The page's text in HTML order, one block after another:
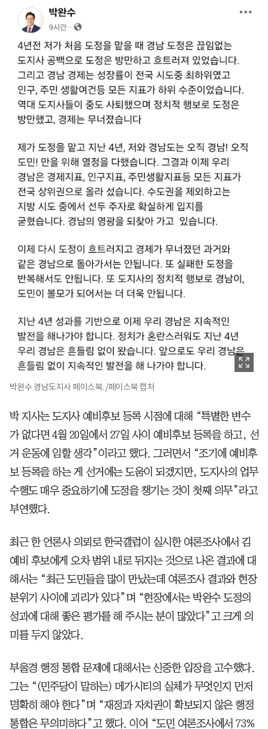
박완수 경남도지사 페이스북. /페이스북 캡처
박 지사는 도지사 예비후보 등록 시점에 대해 “특별한 변수
가 없다면 4월 20일에서 27일 사이 예비후보 등록을 하고, 선
거 운동에 임할 생각”이라고 했다. 그러면서 “조기에 예비후
보 등록을 하는 게 선거에는 도움이 되겠지만, 도지사의 업무
수행도 매우 중요하기에 도정을 챙기는 것이 첫째 의무”라고
부연했다.
최근 한 언론사 의뢰로 한국갤럽이 실시한 여론조사에서 김
예비 후보에게 오차 범위 내로 뒤지는 것으로 나온 결과에 대
해서는 “최근 도민들을 많이 만났는데 여론조사 결과와 현장
분위기 사이에 괴리가 있다”며 “현장에서는 박완수 도정의
성과에 대해 좋은 평가를 해 주시는 분이 많았다”고 크게 의
미를 두지 않았다.
부울경 행정 통합 문제에 대해서는 신중한 입장을 고수했다.
그는 “(민주당이 말하는) 메가시티의 실체가 무엇인지 먼저
명확히 해야 한다”며 “재정과 자치권이 확보되지 않은 행정
통합은 무의미하다”고 했다. 이어 “도민 여론조사에서 73%